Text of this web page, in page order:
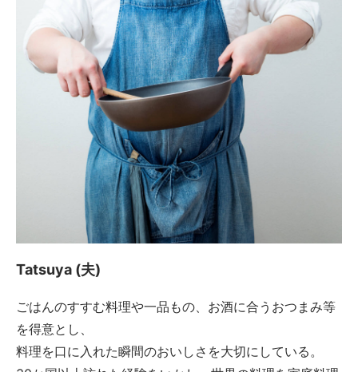
Tatsuya (夫)
ごはんのすすむ料理や一品もの、お酒に合うおつまみ等
を得意とし、
料理を口に入れた瞬間のおいしさを大切にしている。